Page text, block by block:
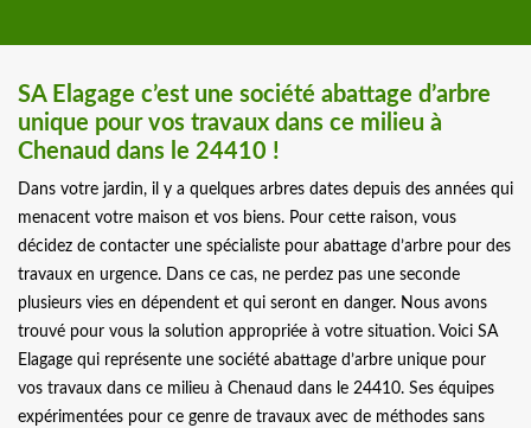
SA Elagage c’est une société abattage d’arbre
unique pour vos travaux dans ce milieu à
Chenaud dans le 24410 !
Dans votre jardin, il y a quelques arbres dates depuis des années qui
menacent votre maison et vos biens. Pour cette raison, vous
décidez de contacter une spécialiste pour abattage d’arbre pour des
travaux en urgence. Dans ce cas, ne perdez pas une seconde
plusieurs vies en dépendent et qui seront en danger. Nous avons
trouvé pour vous la solution appropriée à votre situation. Voici SA
Elagage qui représente une société abattage d’arbre unique pour
vos travaux dans ce milieu à Chenaud dans le 24410. Ses équipes
expérimentées pour ce genre de travaux avec de méthodes sans